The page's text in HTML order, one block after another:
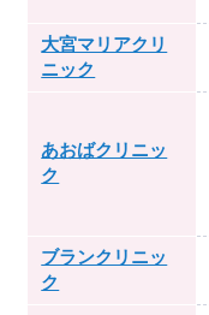
大宮マリアクリ
ニック
あおばクリニッ
ク
ブランクリニッ
ク